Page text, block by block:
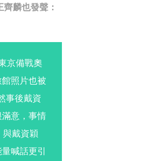
麟也發聲：
京備戰奧
照片也被
事後戴資
意，事情
戴資穎
喊話更引